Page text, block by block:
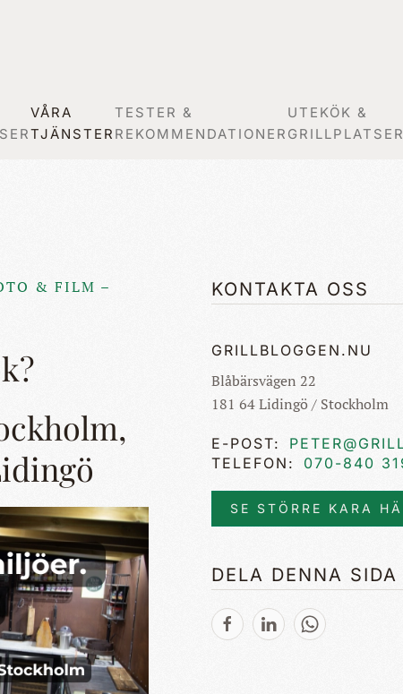
VÅRA
TJÄNSTER
TESTER &
REKOMMENDATIONER
UTEKÖK &
GRILLPLATSER
& FILM –
KONTAKTA OSS
GRILLBLOGGEN.NU
Blåbärsvägen 22
181 64 Lidingö / Stockholm
E-POST:
TELEFON:
070-840
SE STÖRRE KARA
DELA DENNA SIDA